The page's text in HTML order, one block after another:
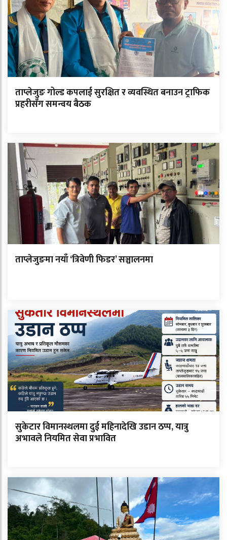
ताप्लेजुङ गोल्ड कपलाई सुरक्षित र व्यवस्थित बनाउन ट्राफिक
प्रहरीसँग समन्वय बैठक
ताप्लेजुङमा नयाँ ‘त्रिवेणी फिडर’ सञ्चालनमा
सुकेटार विमानस्थलमा दुई महिनादेखि उडान ठप्प, यात्रु
अभावले नियमित सेवा प्रभावित